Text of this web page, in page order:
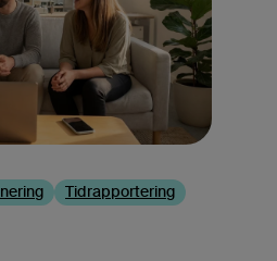
Tidrapportering